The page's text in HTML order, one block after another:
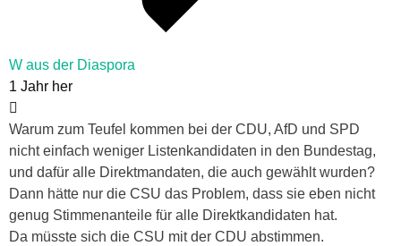
W aus der Diaspora
1 Jahr her
Warum zum Teufel kommen bei der CDU, AfD und SPD
nicht einfach weniger Listenkandidaten in den Bundestag,
und dafür alle Direktmandaten, die auch gewählt wurden?
Dann hätte nur die CSU das Problem, dass sie eben nicht
genug Stimmenanteile für alle Direktkandidaten hat.
Da müsste sich die CSU mit der CDU abstimmen.